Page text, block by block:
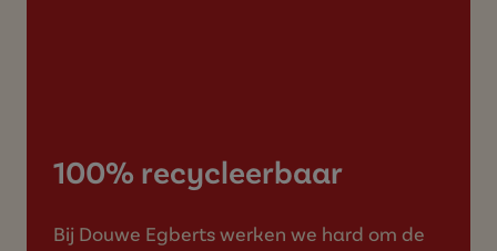
100% recycleerbaar
Bij Douwe Egberts werken we hard om de